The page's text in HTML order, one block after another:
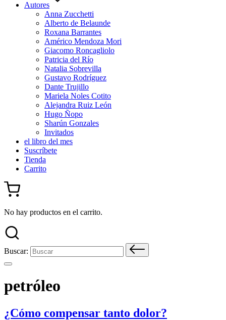
Autores
Anna Zucchetti
Alberto de Belaunde
Roxana Barrantes
Américo Mendoza Mori
Giacomo Roncagliolo
Patricia del Río
Natalia Sobrevilla
Gustavo Rodríguez
Dante Trujillo
Mariela Noles Cotito
Alejandra Ruiz León
Hugo Ñopo
Sharún Gonzales
Invitados
el libro del mes
Suscríbete
Tienda
Carrito
No hay productos en el carrito.
Buscar:
petróleo
¿Cómo compensar tanto dolor?